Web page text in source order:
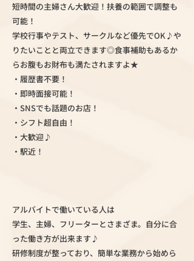
短時間の主婦さん大歓迎！扶養の範囲で調整も
可能！
学校行事やテスト、サークルなど優先でOK♪や
りたいことと両立できます◎食事補助もあるか
らお腹もお財布も満たされますよ★
・履歴書不要！
・即時面接可能！
・SNSでも話題のお店！
・シフト超自由！
・大歓迎♪
・駅近！
アルバイトで働いている人は
学生、主婦、フリーターとさまざま。自分に合
った働き方が出来ます♪
研修制度が整っており、簡単な業務から始めら